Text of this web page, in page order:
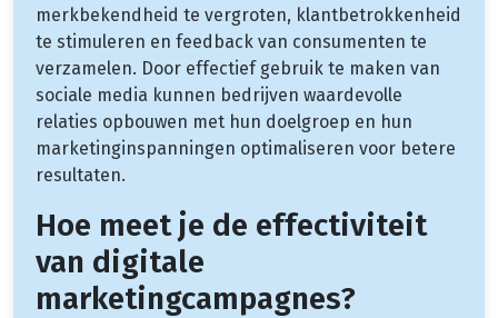
merkbekendheid te vergroten, klantbetrokkenheid
te stimuleren en feedback van consumenten te
verzamelen. Door effectief gebruik te maken van
sociale media kunnen bedrijven waardevolle
relaties opbouwen met hun doelgroep en hun
marketinginspanningen optimaliseren voor betere
resultaten.
Hoe meet je de effectiviteit
van digitale
marketingcampagnes?